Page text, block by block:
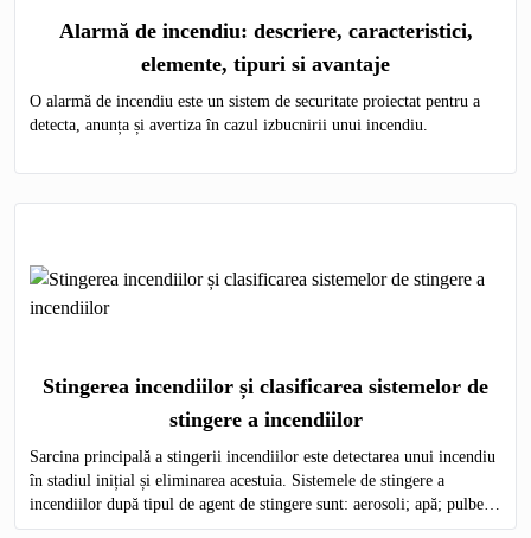
Alarmă de incendiu: descriere, caracteristici,
elemente, tipuri si avantaje
O alarmă de incendiu este un sistem de securitate proiectat pentru a
detecta, anunța și avertiza în cazul izbucnirii unui incendiu.
Stingerea incendiilor și clasificarea sistemelor de
stingere a incendiilor
Sarcina principală a stingerii incendiilor este detectarea unui incendiu
în stadiul inițial și eliminarea acestuia. Sistemele de stingere a
incendiilor după tipul de agent de stingere sunt: aerosoli; apă; pulbere;
gaz; spumă.